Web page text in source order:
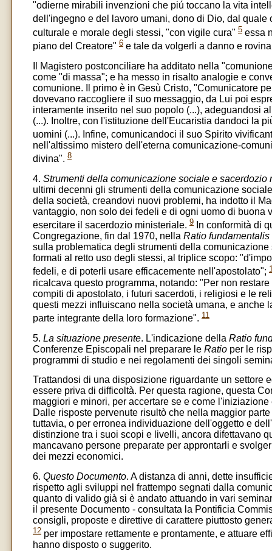
"odierne mirabili invenzioni che piú toccano la vita
dell'ingegno e del lavoro umani, dono di Dio, dal
culturale e morale degli stessi, "con vigile cura" 5 essa
piano del Creatore" 6 e tale da volgerli a danno e
Il Magistero postconciliare ha additato nella
come "di massa"; e ha messo in risalto analogie e
comunione. Il primo è in Gesù Cristo, "Comunicatore
dovevano raccogliere il suo messaggio, da Lui poi
interamente inserito nel suo popolo (...), adeguandosi
(...). Inoltre, con l'istituzione dell'Eucaristia dandoci la
uomini (...). Infine, comunicandoci il suo Spirito
nell'altissimo mistero dell'eterna comunicazione-
divina". 8
4. Strumenti della comunicazione sociale e sacerdozio
ultimi decenni gli strumenti della comunicazione
della società, creandovi nuovi problemi, ha indotto il
vantaggio, non solo dei fedeli e di ogni uomo di buona
esercitare il sacerdozio ministeriale. 9 In conformità di
Congregazione, fin dal 1970, nella Ratio
sulla problematica degli strumenti della
formati al retto uso degli stessi, al triplice scopo:
fedeli, e di poterli usare efficacemente nell'apostolato";
ricalcava questo programma, notando: "Per non
compiti di apostolato, i futuri sacerdoti, i religiosi e le
questi mezzi influiscano nella società umana, e anche
parte integrante della loro formazione". 11
5. La situazione presente. L'indicazione della Ratio
Conferenze Episcopali nel preparare le Ratio per le
programmi di studio e nei regolamenti dei singoli
Trattandosi di una disposizione riguardante un settore
essere priva di difficoltà. Per questa ragione, questa
maggiori e minori, per accertare se e come
Dalle risposte pervenute risultò che nella maggior
tuttavia, o per erronea individuazione dell'oggetto e
distinzione tra i suoi scopi e livelli, ancora difettavano
mancavano persone preparate per approntarli e
dei mezzi economici.
6. Questo Documento. A distanza di anni, dette
rispetto agli sviluppi nel frattempo segnati dalla
quanto di valido già si è andato attuando in vari
il presente Documento - consultata la Pontificia
consigli, proposte e direttive di carattere piuttosto
12 per impostare rettamente e prontamente, e attuare
hanno disposto o suggerito.